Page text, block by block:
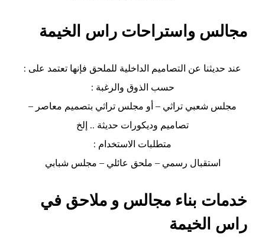
مجالس واستراحات راس الخيمة
عند حديثنا عن التصاميم الداخلية للملحق فإنها تعتمد على :
حسب الذوق والرغبة :
مجلس شعبي تراثي – أو مجلس تراثي بتصميم معاصر –
تصاميم وديكورات حديثة .. إلخ
متطلبات الاستخدام :
استقبال رسمي – ملحق عائلي – مجلس شبابي
خدمات بناء مجالس و ملاحق في
راس الخيمة